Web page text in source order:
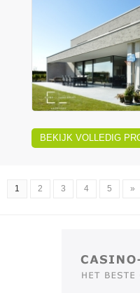
BEKIJK VOLLEDIG
1 2 3 4 5 »